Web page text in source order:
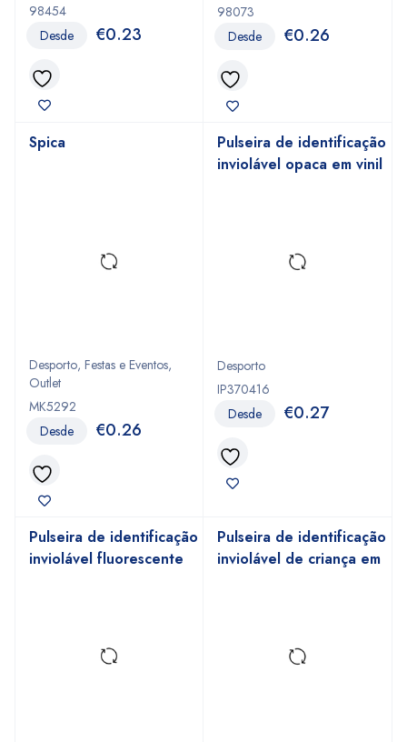
98454
Desde €0.23
98073
Desde €0.26
Desporto, Festas e Eventos,
Outlet
MK5292
Spica
Desde €0.26
Desporto
IP370416
Pulseira de identificação
inviolável opaca em vinil
Desde €0.27
Pulseira de identificação
inviolável fluorescente
Pulseira de identificação
inviolável de criança em